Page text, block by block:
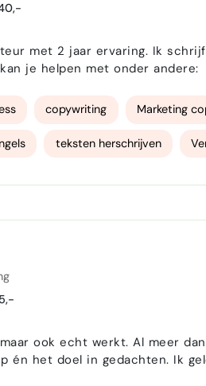
met 2 jaar ervaring. Ik
onder andere: landingspagina's blogs en
copywriting Marketing
teksten herschrijven
ook echt werkt. Al meer
én het doel in gedachten. Ik